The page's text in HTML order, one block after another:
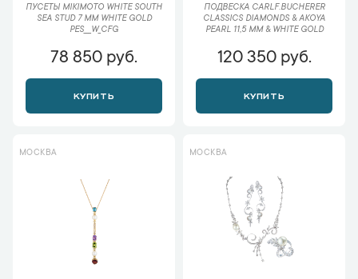
ПУСЕТЫ MIKIMOTO WHITE SOUTH
SEA STUD 7 MM WHITE GOLD
PES___W_CFG
78 850 руб.
КУПИТЬ
ПОДВЕСКА CARLF.BUCHERER
CLASSICS DIAMONDS & AKOYA
PEARL 11,5 MM & WHITE GOLD
120 350 руб.
КУПИТЬ
МОСКВА МОСКВА